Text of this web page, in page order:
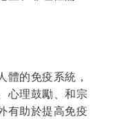
體的免疫系統，
心理鼓勵、和宗
有助於提高免疫